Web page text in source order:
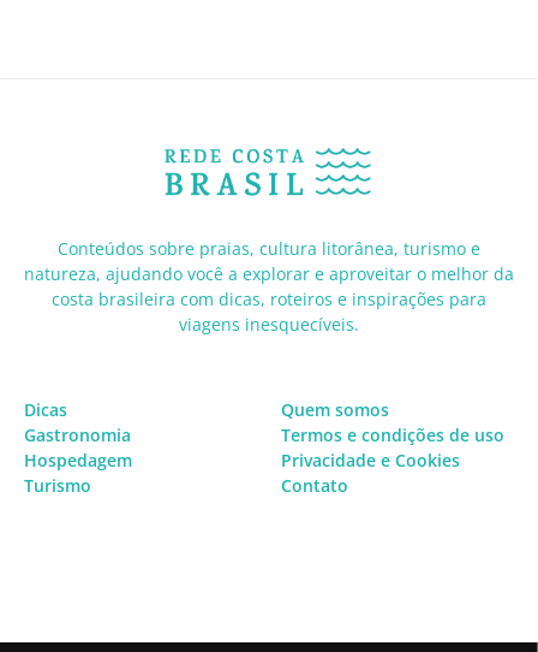
Conteúdos sobre praias, cultura litorânea, turismo e
natureza, ajudando você a explorar e aproveitar o melhor da
costa brasileira com dicas, roteiros e inspirações para
viagens inesquecíveis.
Dicas
Gastronomia
Hospedagem
Turismo
Quem somos
Termos e condições de uso
Privacidade e Cookies
Contato